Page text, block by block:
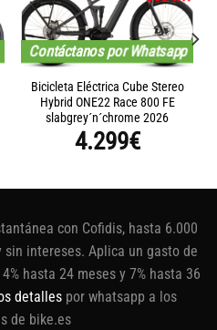
Contáctanos por Whatsapp
Bicicleta Eléctrica Cube Stereo
Hybrid ONE22 Race 800 FE
slabgrey´n´chrome 2026
4.299€
con Cofidis, hasta 6.000
sin intereses. Aplica un gasto de
hasta 24 meses y 7% hasta 36
detallespor whatsapp a los
de bike.es